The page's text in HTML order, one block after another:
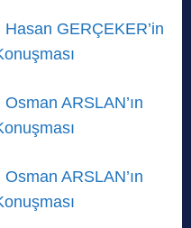
Hasan GERÇEKER’in
ARSLAN’ın
ARSLAN’ın